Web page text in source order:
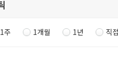
1주 1개월 1년 직